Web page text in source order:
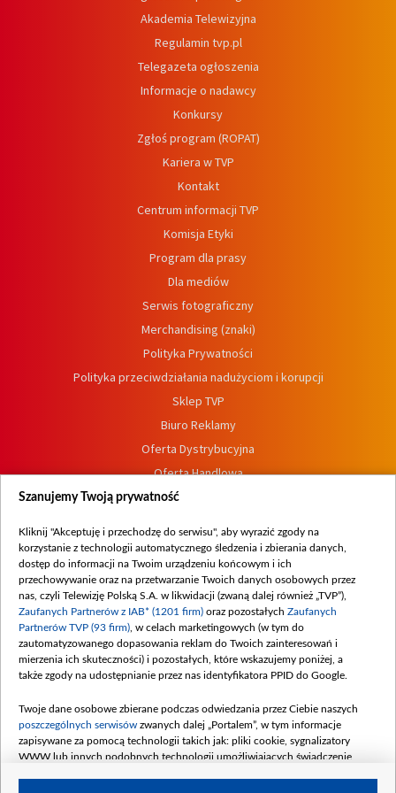
Akademia Telewizyjna
Regulamin tvp.pl
Telegazeta ogłoszenia
Informacje o nadawcy
Konkursy
Zgłoś program (ROPAT)
Kariera w TVP
Kontakt
Centrum informacji TVP
Komisja Etyki
Program dla prasy
Dla mediów
Serwis fotograficzny
Merchandising (znaki)
Polityka Prywatności
Polityka przeciwdziałania nadużyciom i korupcji
Sklep TVP
Biuro Reklamy
Oferta Dystrybucyjna
Oferta Handlowa
Dostępność
Procedura zgłoszeń wewnętrznych
Szanujemy Twoją prywatność
Kliknij "Akceptuję i przechodzę do serwisu", aby wyrazić zgody na
korzystanie z technologii automatycznego śledzenia i zbierania danych,
dostęp do informacji na Twoim urządzeniu końcowym i ich
przechowywanie oraz na przetwarzanie Twoich danych osobowych przez
nas, czyli Telewizję Polską S.A. w likwidacji (zwaną dalej również „TVP”),
Zaufanych Partnerów z IAB* (1201 firm) oraz pozostałych Zaufanych
Partnerów TVP (93 firm) , w celach marketingowych (w tym do
zautomatyzowanego dopasowania reklam do Twoich zainteresowań i
mierzenia ich skuteczności) i pozostałych, które wskazujemy poniżej, a
także zgody na udostępnianie przez nas identyfikatora PPID do Google.
Twoje dane osobowe zbierane podczas odwiedzania przez Ciebie naszych
poszczególnych serwisów zwanych dalej „Portalem”, w tym informacje
zapisywane za pomocą technologii takich jak: pliki cookie, sygnalizatory
WWW lub innych podobnych technologii umożliwiających świadczenie